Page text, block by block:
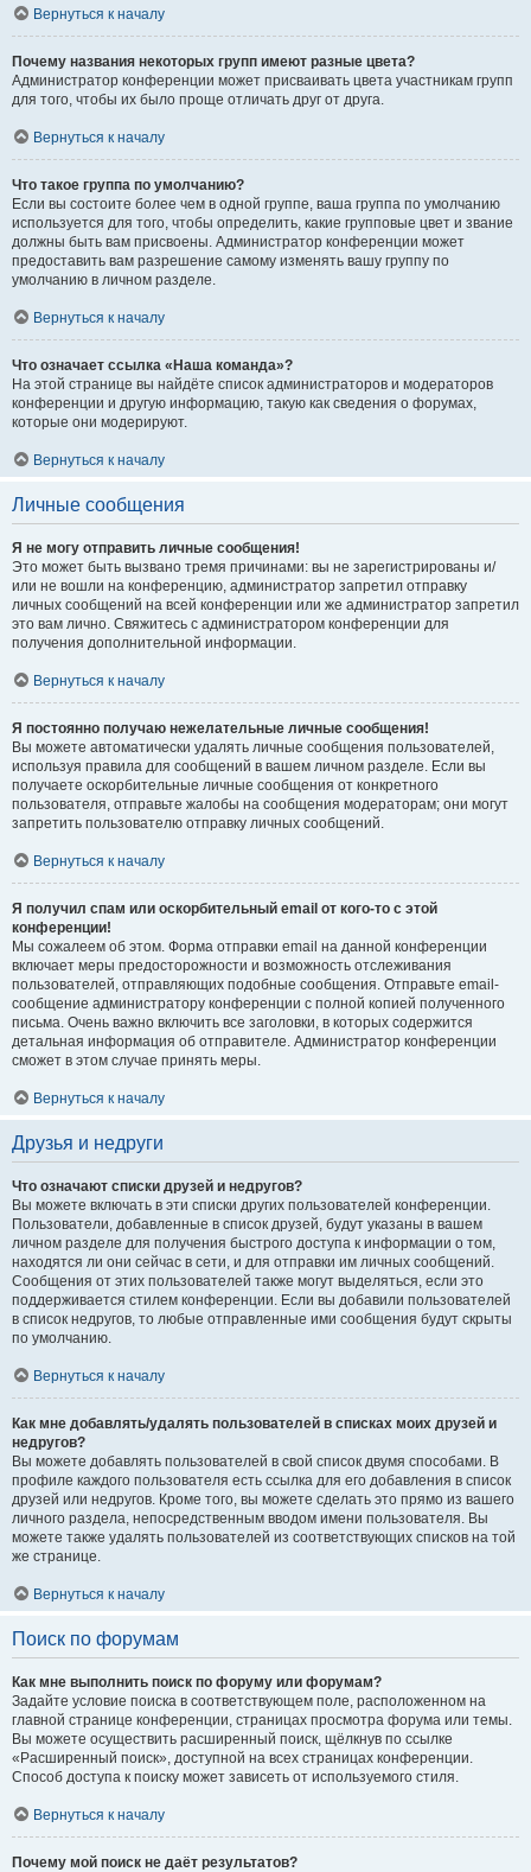
Вернуться к началу
Почему названия некоторых групп имеют разные цвета?
Администратор конференции может присваивать цвета участникам групп
для того, чтобы их было проще отличать друг от друга.
Вернуться к началу
Что такое группа по умолчанию?
Если вы состоите более чем в одной группе, ваша группа по умолчанию
используется для того, чтобы определить, какие групповые цвет и звание
должны быть вам присвоены. Администратор конференции может
предоставить вам разрешение самому изменять вашу группу по
умолчанию в личном разделе.
Вернуться к началу
Что означает ссылка «Наша команда»?
На этой странице вы найдёте список администраторов и модераторов
конференции и другую информацию, такую как сведения о форумах,
которые они модерируют.
Вернуться к началу
Личные сообщения
Я не могу отправить личные сообщения!
Это может быть вызвано тремя причинами: вы не зарегистрированы и/
или не вошли на конференцию, администратор запретил отправку
личных сообщений на всей конференции или же администратор запретил
это вам лично. Свяжитесь с администратором конференции для
получения дополнительной информации.
Вернуться к началу
Я постоянно получаю нежелательные личные сообщения!
Вы можете автоматически удалять личные сообщения пользователей,
используя правила для сообщений в вашем личном разделе. Если вы
получаете оскорбительные личные сообщения от конкретного
пользователя, отправьте жалобы на сообщения модераторам; они могут
запретить пользователю отправку личных сообщений.
Вернуться к началу
Я получил спам или оскорбительный email от кого-то с этой
конференции!
Мы сожалеем об этом. Форма отправки email на данной конференции
включает меры предосторожности и возможность отслеживания
пользователей, отправляющих подобные сообщения. Отправьте email-
сообщение администратору конференции с полной копией полученного
письма. Очень важно включить все заголовки, в которых содержится
детальная информация об отправителе. Администратор конференции
сможет в этом случае принять меры.
Вернуться к началу
Друзья и недруги
Что означают списки друзей и недругов?
Вы можете включать в эти списки других пользователей конференции.
Пользователи, добавленные в список друзей, будут указаны в вашем
личном разделе для получения быстрого доступа к информации о том,
находятся ли они сейчас в сети, и для отправки им личных сообщений.
Сообщения от этих пользователей также могут выделяться, если это
поддерживается стилем конференции. Если вы добавили пользователей
в список недругов, то любые отправленные ими сообщения будут скрыты
по умолчанию.
Вернуться к началу
Как мне добавлять/удалять пользователей в списках моих друзей и
недругов?
Вы можете добавлять пользователей в свой список двумя способами. В
профиле каждого пользователя есть ссылка для его добавления в список
друзей или недругов. Кроме того, вы можете сделать это прямо из вашего
личного раздела, непосредственным вводом имени пользователя. Вы
можете также удалять пользователей из соответствующих списков на той
же странице.
Вернуться к началу
Поиск по форумам
Как мне выполнить поиск по форуму или форумам?
Задайте условие поиска в соответствующем поле, расположенном на
главной странице конференции, страницах просмотра форума или темы.
Вы можете осуществить расширенный поиск, щёлкнув по ссылке
«Расширенный поиск», доступной на всех страницах конференции.
Способ доступа к поиску может зависеть от используемого стиля.
Вернуться к началу
Почему мой поиск не даёт результатов?